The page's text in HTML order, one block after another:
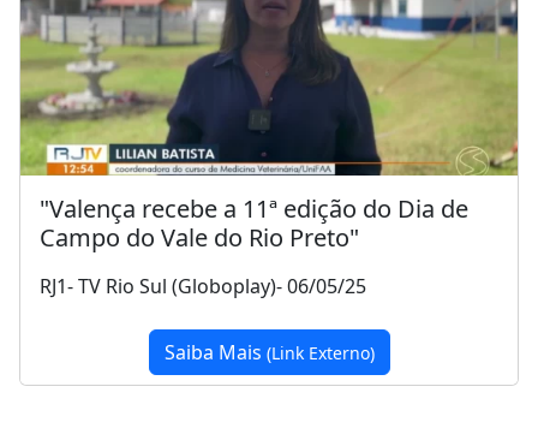
"Valença recebe a 11ª edição do Dia de
Campo do Vale do Rio Preto"
RJ1- TV Rio Sul (Globoplay)- 06/05/25
Saiba Mais (Link Externo)